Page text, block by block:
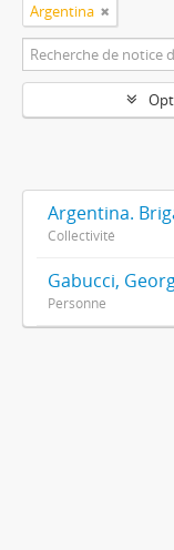
Argentina
Collectivité
Gabucci,
Personne